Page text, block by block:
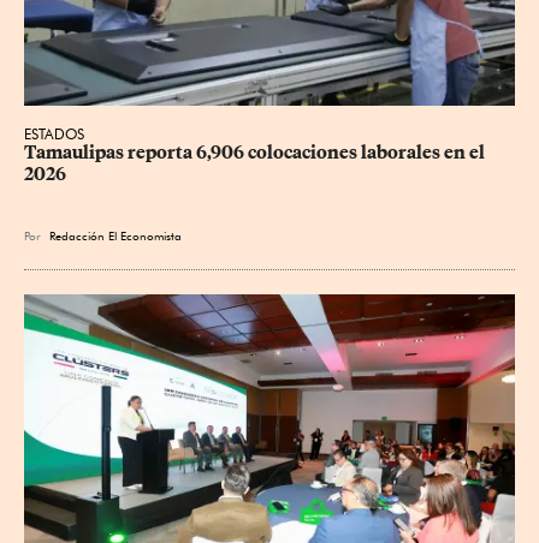
ESTADOS
Tamaulipas reporta 6,906 colocaciones laborales en el
2026
Por Redacción El Economista